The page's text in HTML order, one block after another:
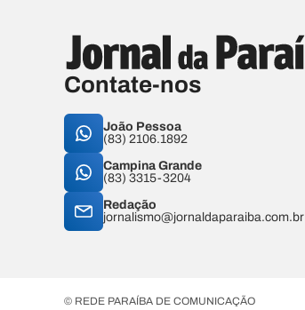
Contate-nos
João Pessoa
(83) 2106.1892
Campina Grande
(83) 3315-3204
Redação
jornalismo@jornaldaparaiba.com.br
© REDE PARAÍBA DE COMUNICAÇÃO